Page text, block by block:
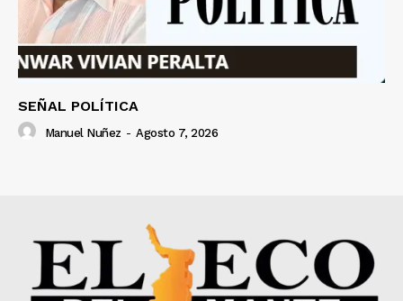
SEÑAL POLÍTICA
Manuel Nuñez - Agosto 7, 2026